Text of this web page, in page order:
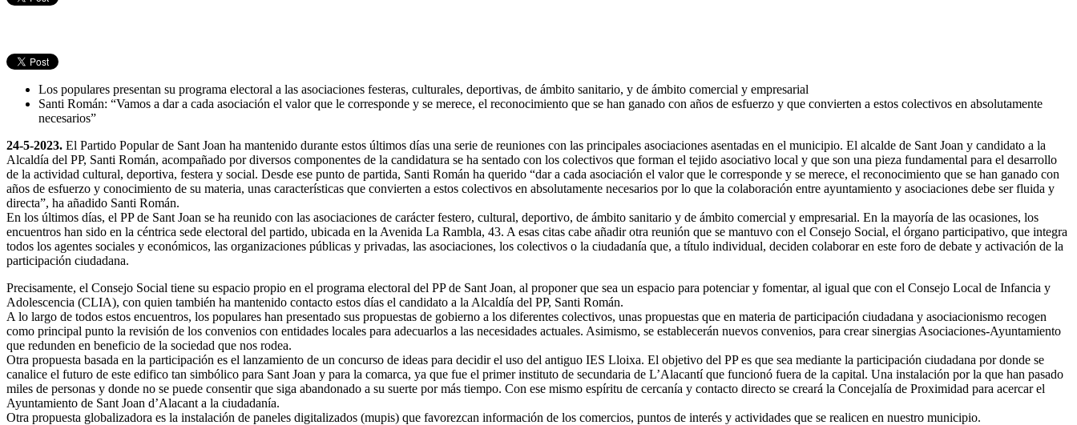
Los populares presentan su programa electoral a las asociaciones festeras, culturales, deportivas, de ámbito sanitario, y de ámbito comercial y empresarial
Santi Román: “Vamos a dar a cada asociación el valor que le corresponde y se merece, el reconocimiento que se han ganado con años de esfuerzo y que convierten a estos colectivos en absolutamente
necesarios”
24-5-2023. El Partido Popular de Sant Joan ha mantenido durante estos últimos días una serie de reuniones con las principales asociaciones asentadas en el municipio. El alcalde de Sant Joan y candidato a la
Alcaldía del PP, Santi Román, acompañado por diversos componentes de la candidatura se ha sentado con los colectivos que forman el tejido asociativo local y que son una pieza fundamental para el desarrollo
de la actividad cultural, deportiva, festera y social. Desde ese punto de partida, Santi Román ha querido “dar a cada asociación el valor que le corresponde y se merece, el reconocimiento que se han ganado con
años de esfuerzo y conocimiento de su materia, unas características que convierten a estos colectivos en absolutamente necesarios por lo que la colaboración entre ayuntamiento y asociaciones debe ser fluida y
directa”, ha añadido Santi Román.
En los últimos días, el PP de Sant Joan se ha reunido con las asociaciones de carácter festero, cultural, deportivo, de ámbito sanitario y de ámbito comercial y empresarial. En la mayoría de las ocasiones, los
encuentros han sido en la céntrica sede electoral del partido, ubicada en la Avenida La Rambla, 43. A esas citas cabe añadir otra reunión que se mantuvo con el Consejo Social, el órgano participativo, que integra
todos los agentes sociales y económicos, las organizaciones públicas y privadas, las asociaciones, los colectivos o la ciudadanía que, a título individual, deciden colaborar en este foro de debate y activación de la
participación ciudadana.
Precisamente, el Consejo Social tiene su espacio propio en el programa electoral del PP de Sant Joan, al proponer que sea un espacio para potenciar y fomentar, al igual que con el Consejo Local de Infancia y
Adolescencia (CLIA), con quien también ha mantenido contacto estos días el candidato a la Alcaldía del PP, Santi Román.
A lo largo de todos estos encuentros, los populares han presentado sus propuestas de gobierno a los diferentes colectivos, unas propuestas que en materia de participación ciudadana y asociacionismo recogen
como principal punto la revisión de los convenios con entidades locales para adecuarlos a las necesidades actuales. Asimismo, se establecerán nuevos convenios, para crear sinergias Asociaciones-Ayuntamiento
que redunden en beneficio de la sociedad que nos rodea.
Otra propuesta basada en la participación es el lanzamiento de un concurso de ideas para decidir el uso del antiguo IES Lloixa. El objetivo del PP es que sea mediante la participación ciudadana por donde se
canalice el futuro de este edifico tan simbólico para Sant Joan y para la comarca, ya que fue el primer instituto de secundaria de L’Alacantí que funcionó fuera de la capital. Una instalación por la que han pasado
miles de personas y donde no se puede consentir que siga abandonado a su suerte por más tiempo. Con ese mismo espíritu de cercanía y contacto directo se creará la Concejalía de Proximidad para acercar el
Ayuntamiento de Sant Joan d’Alacant a la ciudadanía.
Otra propuesta globalizadora es la instalación de paneles digitalizados (mupis) que favorezcan información de los comercios, puntos de interés y actividades que se realicen en nuestro municipio.